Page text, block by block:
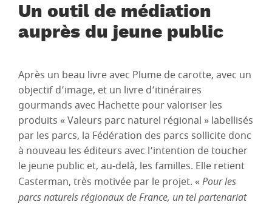
Un outil de médiation
auprès du jeune public
Après un beau livre avec Plume de carotte, avec un
objectif d’image, et un livre d’itinéraires
gourmands avec Hachette pour valoriser les
produits « Valeurs parc naturel régional » labellisés
par les parcs, la Fédération des parcs sollicite donc
à nouveau les éditeurs avec l’intention de toucher
le jeune public et, au-delà, les familles. Elle retient
Casterman, très motivée par le projet. «Pour les
parcs naturels régionaux de France, un tel partenariat